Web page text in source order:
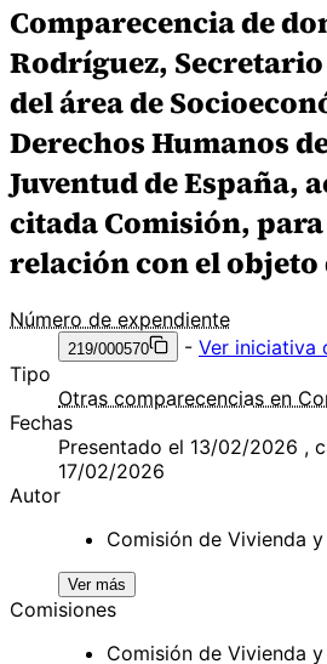
Comparecencia de
Rodríguez,
del área de
Derechos Humanos
Juventud de España,
citada Comisión,
relación con el objeto
Número de expendiente
219/000570 - Ver iniciativa
Tipo
Otras comparecencias en
Fechas
Presentado el 13/02/2026 ,
17/02/2026
Autor
Comisión de Vivienda
Ver más
Comisiones
Comisión de Vivienda